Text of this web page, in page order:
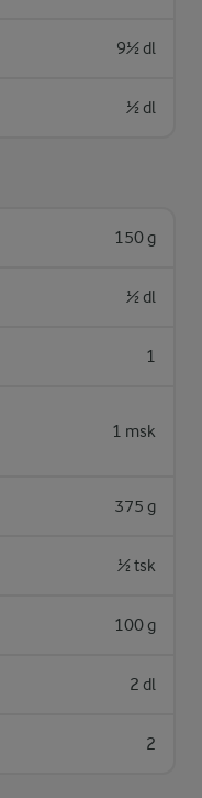
9½ dl
½ dl
150 g
½ dl
1
1 msk
375 g
½ tsk
100 g
2 dl
2